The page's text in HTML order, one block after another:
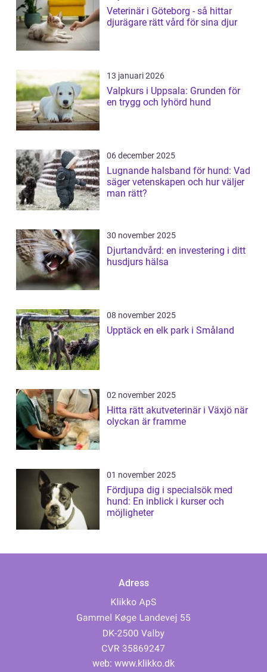
Veterinär i Göteborg - så hittar
djurägare rätt vård för sina djur
13 januari 2026
Valpkurs i Uppsala: Grunden för
en trygg och lyhörd hund
06 december 2025
Lugnande halsband för hund: Vad
säger vetenskapen och hur väljer
man rätt?
30 november 2025
Djurtandvård: en investering i ditt
husdjurs hälsa
08 november 2025
Upptäck en elk park i Småland
02 november 2025
Hitta rätt akutveterinär i Växjö när
olyckan är framme
01 november 2025
Fördjupa dig i specialsök med
hund: En inblick i kurser och
möjligheter
Adress
web: www.klikko.dk